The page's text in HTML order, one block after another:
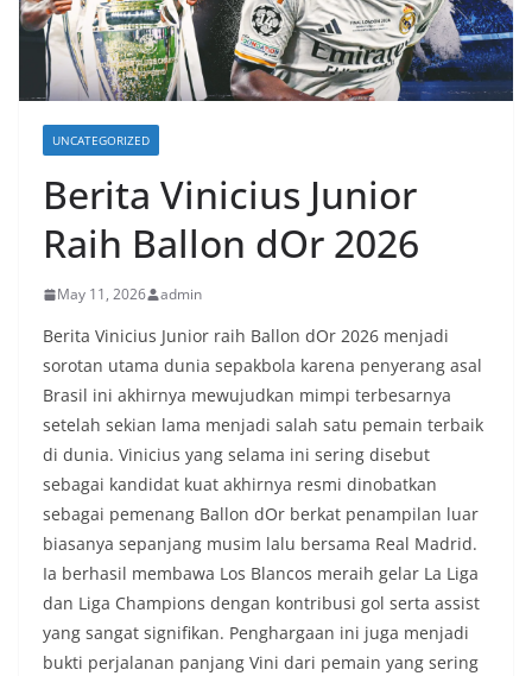
UNCATEGORIZED
Berita Vinicius Junior
Raih Ballon dOr 2026
May 11, 2026 admin
Berita Vinicius Junior raih Ballon dOr 2026 menjadi
sorotan utama dunia sepakbola karena penyerang asal
Brasil ini akhirnya mewujudkan mimpi terbesarnya
setelah sekian lama menjadi salah satu pemain terbaik
di dunia. Vinicius yang selama ini sering disebut
sebagai kandidat kuat akhirnya resmi dinobatkan
sebagai pemenang Ballon dOr berkat penampilan luar
biasanya sepanjang musim lalu bersama Real Madrid.
Ia berhasil membawa Los Blancos meraih gelar La Liga
dan Liga Champions dengan kontribusi gol serta assist
yang sangat signifikan. Penghargaan ini juga menjadi
bukti perjalanan panjang Vini dari pemain yang sering